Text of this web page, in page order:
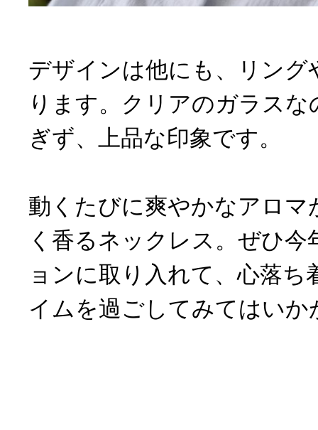
デザインは他にも、リング
ります。クリアのガラス
ぎず、上品な印象です。
動くたびに爽やかなアロマ
く香るネックレス。ぜひ
ョンに取り入れて、心落
イムを過ごしてみてはい